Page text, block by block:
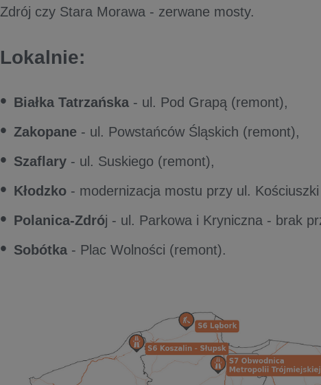
Zdrój czy Stara Morawa - zerwane mosty.
Lokalnie:
Białka Tatrzańska - ul. Pod Grapą (remont),
Zakopane - ul. Powstańców Śląskich (remont),
Szaflary - ul. Suskiego (remont),
Kłodzko - modernizacja mostu przy ul.
Polanica-Zdrój - ul. Parkowa i Kryniczna - brak
Sobótka - Plac Wolności (remont).